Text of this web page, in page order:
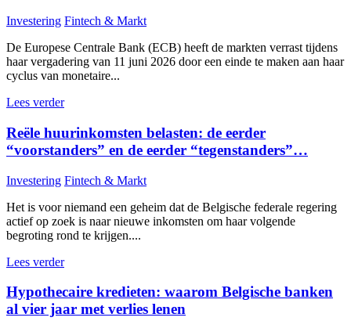
Investering Fintech & Markt
De Europese Centrale Bank (ECB) heeft de markten verrast tijdens
haar vergadering van 11 juni 2026 door een einde te maken aan haar
cyclus van monetaire...
Lees verder
Reële huurinkomsten belasten: de eerder
“voorstanders” en de eerder “tegenstanders”…
Investering Fintech & Markt
Het is voor niemand een geheim dat de Belgische federale regering
actief op zoek is naar nieuwe inkomsten om haar volgende
begroting rond te krijgen....
Lees verder
Hypothecaire kredieten: waarom Belgische banken
al vier jaar met verlies lenen